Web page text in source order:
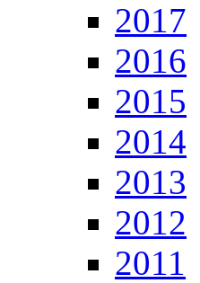
2017
2016
2015
2014
2013
2012
2011